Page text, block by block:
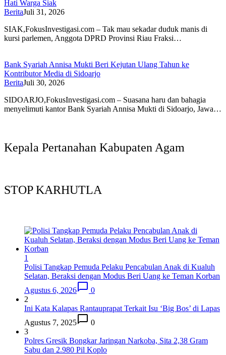
Hati Warga Siak
BeritaJuli 31, 2026
SIAK,FokusInvestigasi.com – Tak mau sekadar duduk manis di
kursi parlemen, Anggota DPRD Provinsi Riau Fraksi…
Bank Syariah Annisa Mukti Beri Kejutan Ulang Tahun ke
Kontributor Media di Sidoarjo
BeritaJuli 30, 2026
SIDOARJO,FokusInvestigasi.com – Suasana haru dan bahagia
menyelimuti kantor Bank Syariah Annisa Mukti di Sidoarjo, Jawa…
Kepala Pertanahan Kabupaten Agam
STOP KARHUTLA
1
Polisi Tangkap Pemuda Pelaku Pencabulan Anak di Kualuh
Selatan, Beraksi dengan Modus Beri Uang ke Teman Korban
Agustus 6, 2026
0
2
Ini Kata Kalapas Rantauprapat Terkait Isu ‘Big Bos’ di Lapas
Agustus 7, 2025
0
3
Polres Gresik Bongkar Jaringan Narkoba, Sita 2,38 Gram
Sabu dan 2.980 Pil Koplo